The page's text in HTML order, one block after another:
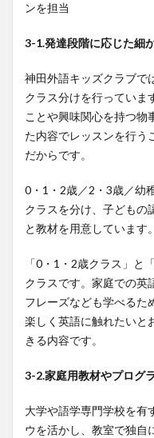
ンを担当
3-1.発達段階に応じた細
神田外語キッズクラブで
クラス分けを行っていま
ことや興味関心を持つ物
た内容でレッスンを行う
だからです。
0・1・2歳／2・3歳／幼
クラスを分け、子どもの
と教材を用意しています。
「0・1・2歳クラス」と
クラスです。家庭での英
フレーズなども学べるた
楽しく英語に触れたいと
きる内容です。
3-2.家庭用教材やプログ
大学や語学専門学校を有
ウを活かし、教室で独自